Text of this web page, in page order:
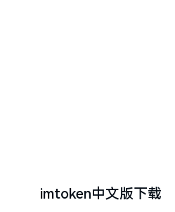
imtoken中文版下载